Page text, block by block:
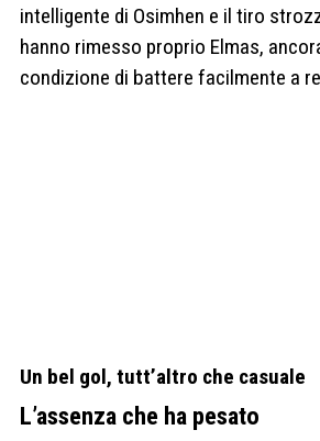
intelligente di Osimhen e il tiro
hanno rimesso proprio Elmas,
condizione di battere facilmente a
Un bel gol, tutt’altro che casuale
L’assenza che ha pesato